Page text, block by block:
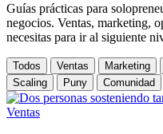
Guías prácticas para
negocios. Ventas, marketing,
necesitas para ir al siguiente
Todos Ventas Marketing
Scaling
Puny Comunidad
Ventas